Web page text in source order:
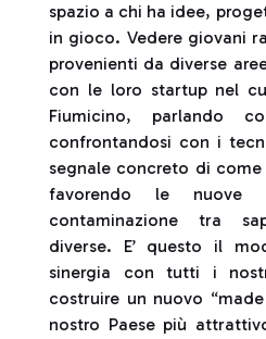
spazio a chi ha idee,
in gioco. Vedere giovani
provenienti da diverse
con le loro startup nel
Fiumicino, parlando
confrontandosi con i
segnale concreto di
favorendo le nuove
contaminazione tra
diverse. E’ questo il
sinergia con tutti i
costruire un nuovo
nostro Paese più